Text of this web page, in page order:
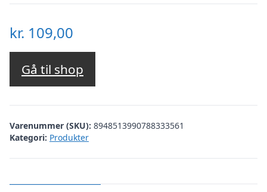
kr. 109,00
Gå til shop
Varenummer (SKU): 8948513990788333561
Kategori: Produkter